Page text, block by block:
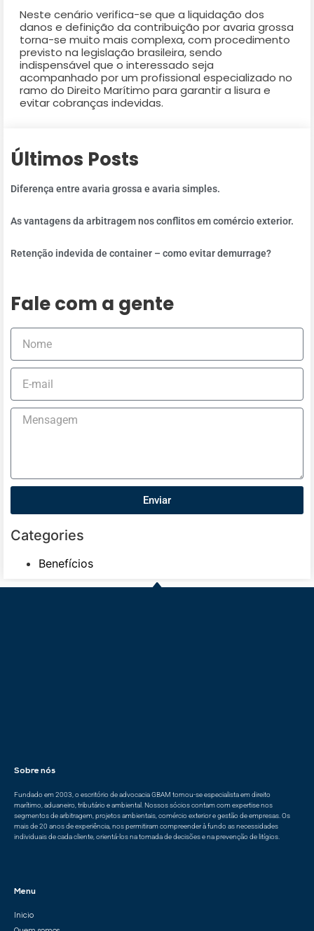
Neste cenário verifica-se que a liquidação dos
danos e definição da contribuição por avaria grossa
torna-se muito mais complexa, com procedimento
previsto na legislação brasileira, sendo
indispensável que o interessado seja
acompanhado por um profissional especializado no
ramo do Direito Marítimo para garantir a lisura e
evitar cobranças indevidas.
Últimos Posts
Diferença entre avaria grossa e avaria simples.
As vantagens da arbitragem nos conflitos em comércio exterior.
Retenção indevida de container – como evitar demurrage?
Fale com a gente
Enviar
Categories
Benefícios
Sobre nós
Fundado em 2003, o escritório de advocacia GBAM tornou-se especialista em direito
marítimo, aduaneiro, tributário e ambiental. Nossos sócios contam com expertise nos
segmentos de arbitragem, projetos ambientais, comércio exterior e gestão de empresas. Os
mais de 20 anos de experiência, nos permitiram compreender à fundo as necessidades
individuais de cada cliente, orientá-los na tomada de decisões e na prevenção de litígios.
Menu
Inicio